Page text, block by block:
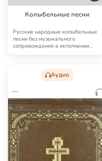
Колыбельные песни
Русские народные колыбельные
песни без музыкального
сопровождения в исполнении
Аудио
—